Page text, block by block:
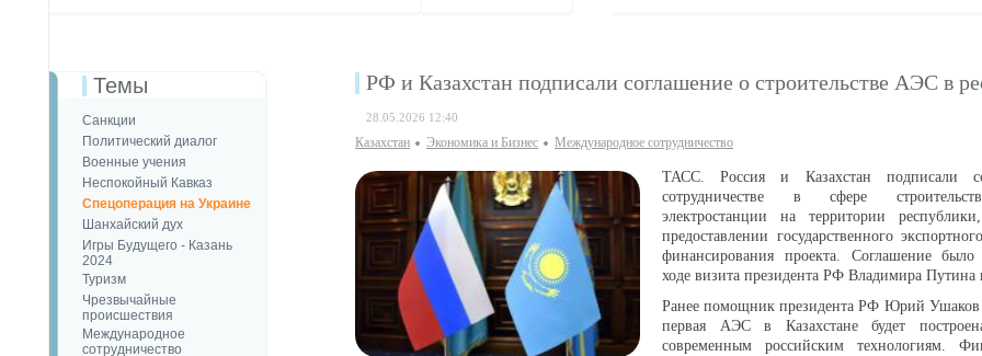
Темы
Санкции
Политический диалог
Военные учения
Неспокойный Кавказ
Спецоперация на Украине
Шанхайский дух
Игры Будущего - Казань
2024
Туризм
Чрезвычайные
происшествия
Международное
сотрудничество
РФ и Казахстан подписали соглашение о строительстве АЭС в
28.05.2026 12:40
Казахстан Экономика и Бизнес Международное сотрудничество
ТАСС. Россия и Казахстан подписали
сотрудничестве в сфере
электростанции на территории
предоставлении государственного
финансирования проекта. Соглашение
ходе визита президента РФ Владимира Путина
Ранее помощник президента РФ Юрий Ушаков
первая АЭС в Казахстане будет
современным российским технологиям.